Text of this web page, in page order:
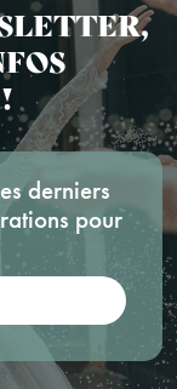
derniers
pour